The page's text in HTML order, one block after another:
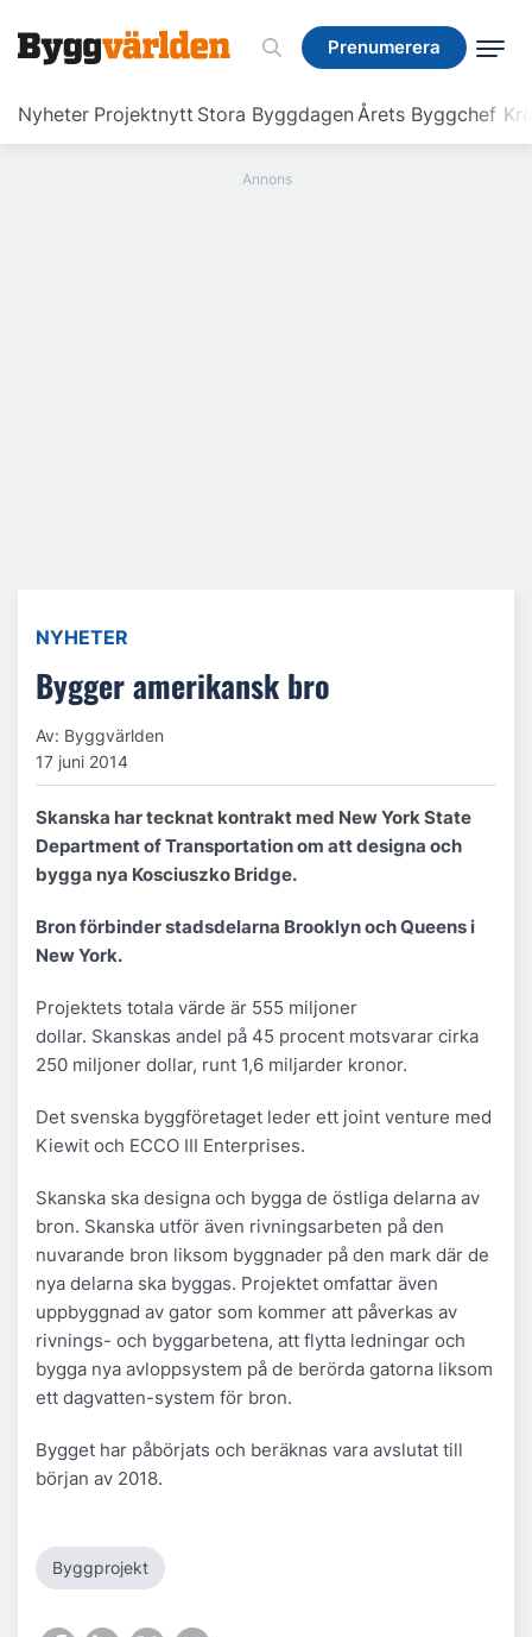
Prenumerera
Nyheter Projektnytt Stora ByggdagenÅrets Byggchef
Prenumerera
NYHETER
Bygger amerikansk bro
Av: Byggvärlden
17 juni 2014
Skanska har tecknat kontrakt med New York State
Department of Transportation om att designa och
bygga nya Kosciuszko Bridge.
Bron förbinder stadsdelarna Brooklyn och Queens i
New York.
Projektets totala värde är 555 miljoner
dollar. Skanskas andel på 45 procent motsvarar cirka
250 miljoner dollar, runt 1,6 miljarder kronor.
Det svenska byggföretaget leder ett joint venture med
Kiewit och ECCO III Enterprises.
Skanska ska designa och bygga de östliga delarna av
bron. Skanska utför även rivningsarbeten på den
nuvarande bron liksom byggnader på den mark där de
nya delarna ska byggas. Projektet omfattar även
uppbyggnad av gator som kommer att påverkas av
rivnings- och byggarbetena, att flytta ledningar och
bygga nya avloppsystem på de berörda gatorna liksom
ett dagvatten-system för bron.
Bygget har påbörjats och beräknas vara avslutat till
början av 2018.
Byggprojekt